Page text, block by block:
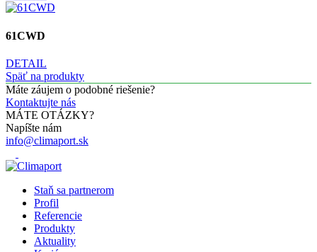
61CWD
DETAIL
Späť na produkty
Máte záujem o podobné riešenie?
Kontaktujte nás
MÁTE OTÁZKY?
Napíšte nám
info@climaport.sk
Staň sa partnerom
Profil
Referencie
Produkty
Aktuality